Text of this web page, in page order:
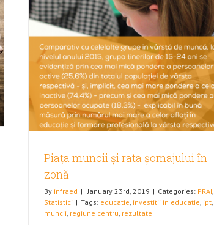
Piața muncii și rata șomajului în
zonă
By infraed | January 23rd, 2019 | Categories: PRAI,
Statistici | Tags: educatie, investitii in educatie, ipt,
muncii, regiune centru, rezultate